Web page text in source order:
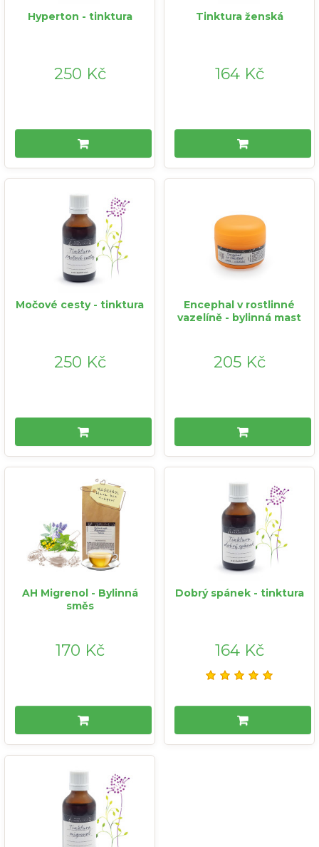
Hyperton - tinktura
250 Kč
Tinktura ženská
164 Kč
Močové cesty - tinktura
250 Kč
Encephal v rostlinné
vazelíně - bylinná mast
205 Kč
AH Migrenol - Bylinná
směs
170 Kč
Dobrý spánek - tinktura
164 Kč